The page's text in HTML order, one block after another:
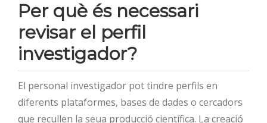
Per què és necessari
revisar el perfil
investigador?
El personal investigador pot tindre perfils en
diferents plataformes, bases de dades o cercadors
que recullen la seua producció científica. La creació